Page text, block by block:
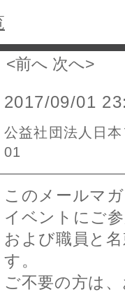
<前へ 次へ>
2017/09/01
公益社団法人日
01
このメールマ
イベントにご
および職員と
す。
ご不要の方は